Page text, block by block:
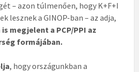
– azon túlmenően, hogy K+F+I
lesznek a GINOP-ban – az adja,
megjelent a PCP/PPI az
formájában.
, hogy országunkban a